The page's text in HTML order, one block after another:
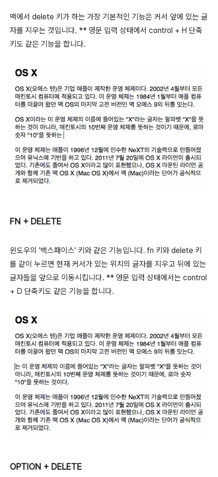
맥에서 delete 키가 하는 가장 기본적인 기능은 커서 앞에 있는 글
자를 지우는 것입니다. ** 영문 입력 상태에서 control + H 단축
키도 같은 기능을 합니다.
FN + DELETE
윈도우의 '백스패이스' 키와 같은 기능입니다. fn 키와 delete 키
를 같이 누르면 현재 커서가 있는 위치의 글자를 지우고 뒤에 있는
글자들을 앞으로 이동시킵니다. ** 영문 입력 상태에서는 control
+ D 단축키도 같은 기능을 합니다.
OPTION + DELETE